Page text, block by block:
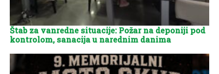
Štab za vanredne situacije: Požar na deponiji pod
kontrolom, sanacija u narednim danima